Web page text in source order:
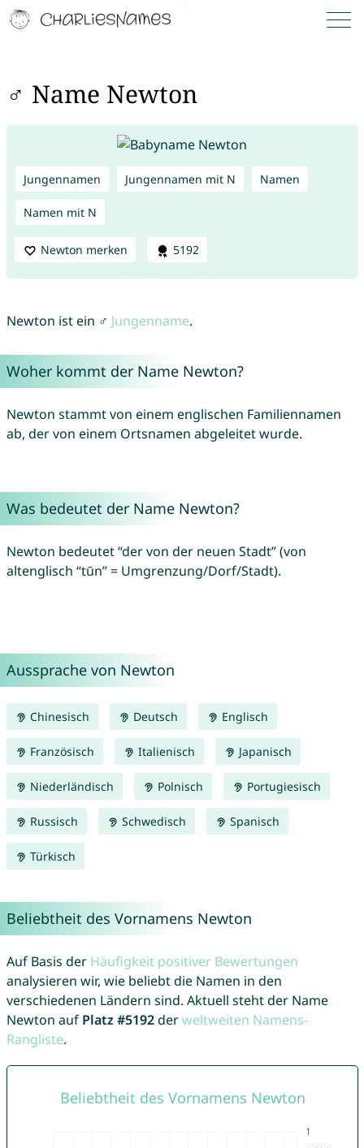
♂ Name Newton
Jungennamen Jungennamen mit N Namen
Namen mit N
Newton merken 5192
Newton ist ein ♂ Jungenname.
Woher kommt der Name Newton?
Newton stammt von einem englischen Familiennamen
ab, der von einem Ortsnamen abgeleitet wurde.
Was bedeutet der Name Newton?
Newton bedeutet “der von der neuen Stadt” (von
altenglisch “tūn” = Umgrenzung/Dorf/Stadt).
Aussprache von Newton
Chinesisch Deutsch Englisch
Französisch Italienisch Japanisch
Niederländisch Polnisch Portugiesisch
Russisch Schwedisch Spanisch
Türkisch
Beliebtheit des Vornamens Newton
Auf Basis der Häufigkeit positiver Bewertungen
analysieren wir, wie beliebt die Namen in den
verschiedenen Ländern sind. Aktuell steht der Name
Newton auf Platz #5192derweltweiten Namens-
Rangliste.